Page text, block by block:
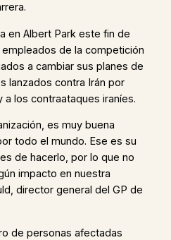
en Albert Park este fin de
de la competición
a cambiar sus planes de
lanzados contra Irán por
los contraataques iraníes.
es muy buena
todo el mundo. Ese es su
de hacerlo, por lo que no
impacto en nuestra
director general del GP de
de personas afectadas